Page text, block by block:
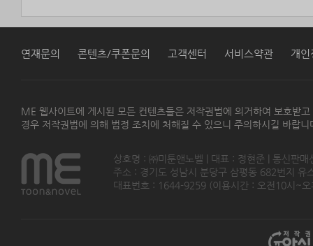
연재문의 콘텐츠/쿠폰문의 고객센터 서비스약관 개인
ME 웹사이트에 게시된 모든 컨텐츠들은 저작권법에 의거하여 보호받
경우 저작권법에 의해 법정 조치에 처해질 수 있으니 주의하시길 바랍니
상호명 : ㈜미툰앤노벨 | 대표 : 정현준 | 통신판
주소 : 경기도 성남시 분당구 삼평동 682번지
대표번호 : 1644-9259 (이용시간 : 오전10시~